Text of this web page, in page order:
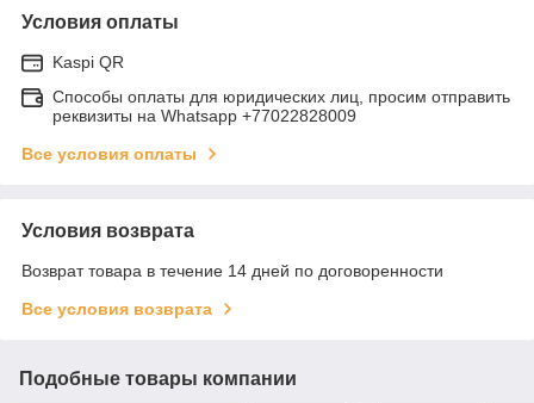
Условия оплаты
Kaspi QR
Способы оплаты для юридических лиц, просим отправить
реквизиты на Whatsapp +77022828009
Все условия оплаты
Условия возврата
Возврат товара в течение 14 дней по договоренности
Все условия возврата
Подобные товары компании